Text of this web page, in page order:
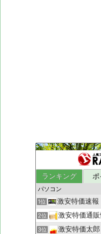
ランキング ポ
1位 激安特価速報！お得
2位 激安特価通
3位 激安特価太郎